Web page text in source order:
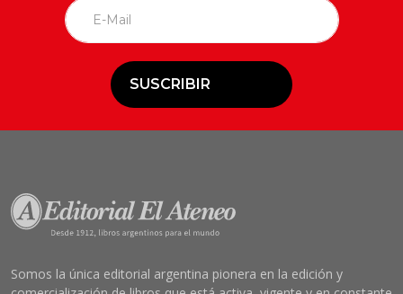
SUSCRIBIR
Somos la única editorial argentina pionera en la edición y